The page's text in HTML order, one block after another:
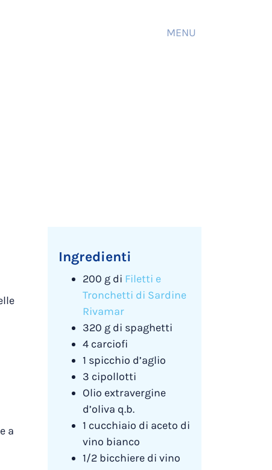
MENU
a
Ingredienti
200 g di Filetti e
Tronchetti di Sardine
Rivamar
320 g di spaghetti
4 carciofi
1 spicchio d’aglio
3 cipollotti
Olio extravergine
d’oliva q.b.
1 cucchiaio di aceto di
vino bianco
1/2 bicchiere di vino